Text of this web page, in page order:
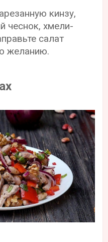
кинзу,
чеснок, хмели-
салат
желанию.